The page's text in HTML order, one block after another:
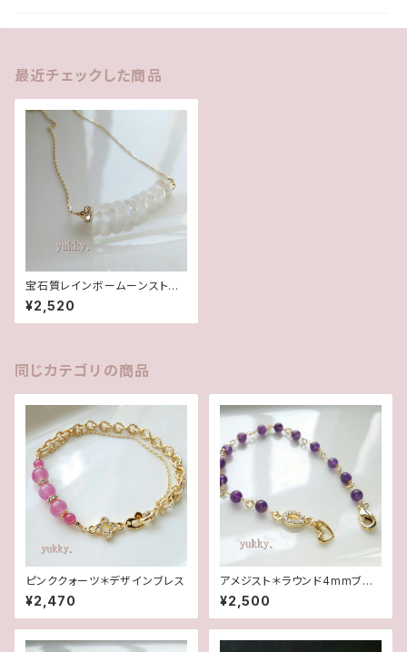
最近チェックした商品
宝石質レインボームーンストー
ン＊ボタンカットネックレス
¥2,520
同じカテゴリの商品
ピンククォーツ＊デザインブレス
¥2,470
アメジスト＊ラウンド4mmブレ
スレット
¥2,500